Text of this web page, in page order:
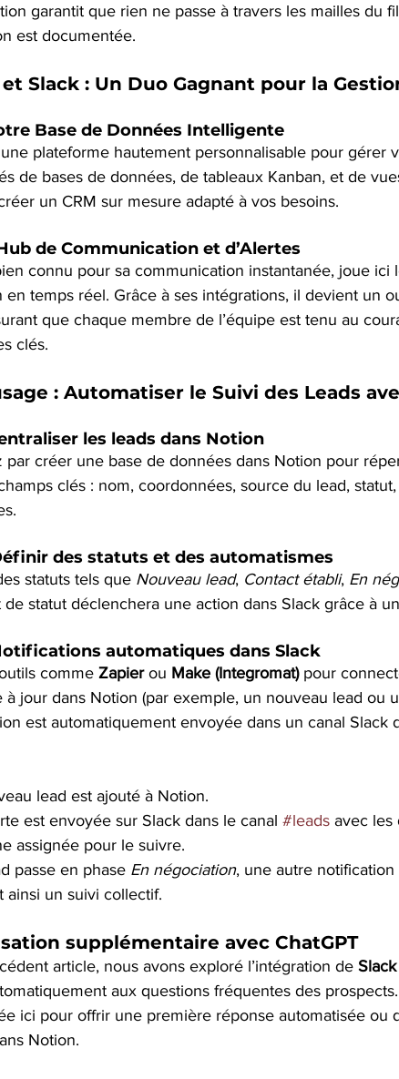
garantit que rien ne passe à travers les mailles du
est documentée.
Slack : Un Duo Gagnant pour la
Base de Données Intelligente
plateforme hautement personnalisable pour gérer
de bases de données, de tableaux Kanban, et de
un CRM sur mesure adapté à vos besoins.
de Communication et d’Alertes
connu pour sa communication instantanée, joue ici
en temps réel. Grâce à ses intégrations, il devient un
que chaque membre de l’équipe est tenu au
clés.
: Automatiser le Suivi des Leads
les leads dans Notion
par créer une base de données dans Notion pour
clés : nom, coordonnées, source du lead,
des statuts et des automatismes
statuts tels que Nouveau lead, Contact établi, En
statut déclenchera une action dans Slack grâce à
automatiques dans Slack
comme Zapier ou Make (Integromat) pour
à jour dans Notion (par exemple, un nouveau lead ou
est automatiquement envoyée dans un canal Slack
lead est ajouté à Notion.
est envoyée sur Slack dans le canal #leads avec les
assignée pour le suivre.
passe en phase En négociation, une autre notification
ainsi un suivi collectif.
supplémentaire avec ChatGPT
article, nous avons exploré l’intégration de Slack
aux questions fréquentes des
ici pour offrir une première réponse automatisée ou
Notion.